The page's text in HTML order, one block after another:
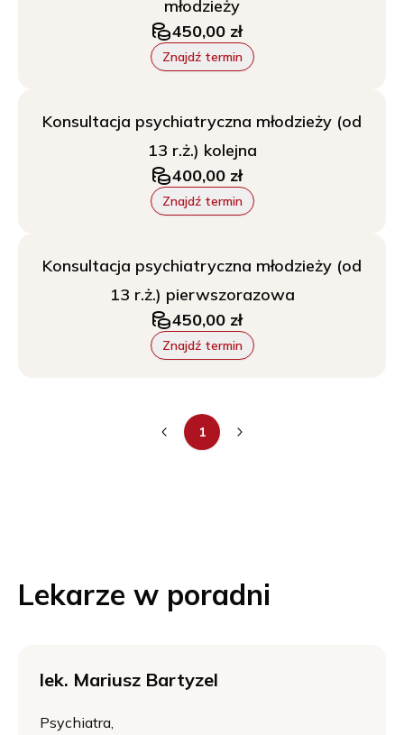
młodzieży
450,00 zł
Znajdź termin
Konsultacja psychiatryczna młodzieży (od
13 r.ż.) kolejna
400,00 zł
Znajdź termin
Konsultacja psychiatryczna młodzieży (od
13 r.ż.) pierwszorazowa
450,00 zł
Znajdź termin
1
Lekarze w poradni
lek. Mariusz Bartyzel
Psychiatra,